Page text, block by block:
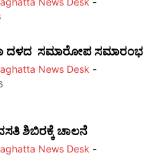
ದಳದ ಸಮಾರೋಪ ಸಮಾರಂಭ
News Desk -
ಶಿಬಿರಕ್ಕೆ ಚಾಲನೆ
News Desk -